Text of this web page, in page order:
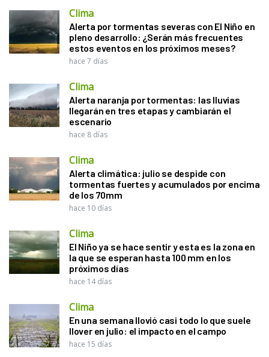
Clima
Alerta por tormentas severas con El Niño en
pleno desarrollo: ¿Serán más frecuentes
estos eventos en los próximos meses?
hace 7 días
Clima
Alerta naranja por tormentas: las lluvias
llegarán en tres etapas y cambiarán el
escenario
hace 8 días
Clima
Alerta climática: julio se despide con
tormentas fuertes y acumulados por encima
de los 70mm
hace 10 días
Clima
El Niño ya se hace sentir y esta es la zona en
la que se esperan hasta 100 mm en los
próximos días
hace 14 días
Clima
En una semana llovió casi todo lo que suele
llover en julio: el impacto en el campo
hace 15 días